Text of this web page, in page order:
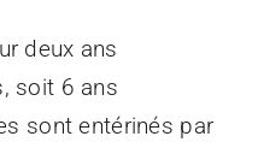
deux ans
soit 6 ans
sont entérinés par